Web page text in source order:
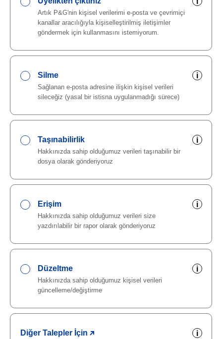
Artık P&G'nin kişisel verilerimi e-posta ve çevrimiçi
kanallar aracılığıyla kişiselleştirilmiş iletişimler
göndermek için kullanmasını istemiyorum.
Silme i
Sağlanan e-posta adresine ilişkin kişisel verileri
sileceğiz (yasal bir istisna uygulanmadığı sürece)
Taşınabilirlik i
Hakkınızda sahip olduğumuz verileri taşınabilir bir
dosya olarak gönderiyoruz
Erişim i
Hakkınızda sahip olduğumuz verileri size
yazdırılabilir bir rapor olarak gönderiyoruz
Düzeltme i
Hakkınızda sahip olduğumuz kişisel verileri
güncelleme/değiştirme
Diğer Talepler İçin i